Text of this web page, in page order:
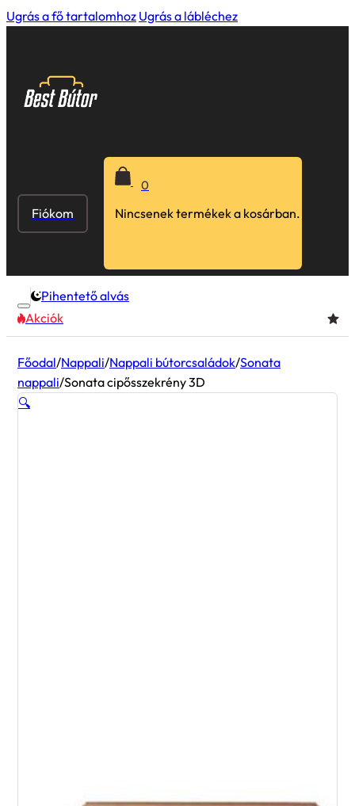
Ugrás a fő tartalomhoz Ugrás a lábléchez
Fiókom
0
Nincsenek termékek a kosárban.
Pihentető alvás
Akciók
Főodal/Nappali/Nappali bútorcsaládok/Sonata
nappali/Sonata cipősszekrény 3D
🔍